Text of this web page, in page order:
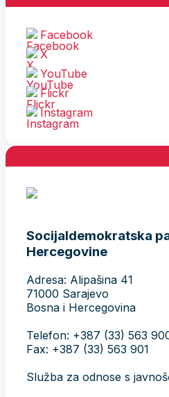
Facebook
X
YouTube
Flickr
Instagram
Socijaldemokratska
Hercegovine
Adresa: Alipašina 41
71000 Sarajevo
Bosna i Hercegovina
Telefon: +387 (33) 563
Fax: +387 (33) 563 901
Služba za odnose s